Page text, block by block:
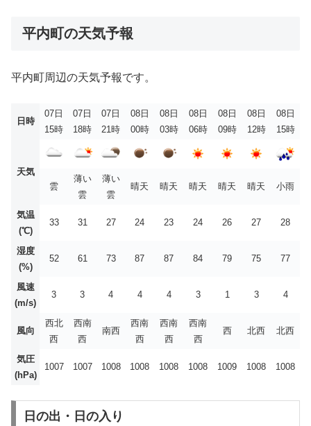
平内町の天気予報
平内町周辺の天気予報です。
日時
07日
15時
07日
18時
07日
21時
08日
00時
08日
03時
08日
06時
08日
09時
08日
12時
08日
15時
天気
雲
薄い
雲
薄い
雲
晴天 晴天 晴天 晴天 晴天 小雨
気温
(℃)
33 31 27 24 23 24 26 27 28
湿度
(%)
52 61 73 87 87 84 79 75 77
風速
(m/s)
3 3 4 4 4 3 1 3 4
風向
西北
西
西南
西
南西
西南
西
西南
西
西南
西
西 北西 北西
気圧
(hPa)
1007 1007 1008 1008 1008 1008 1009 1008 1008
日の出・日の入り